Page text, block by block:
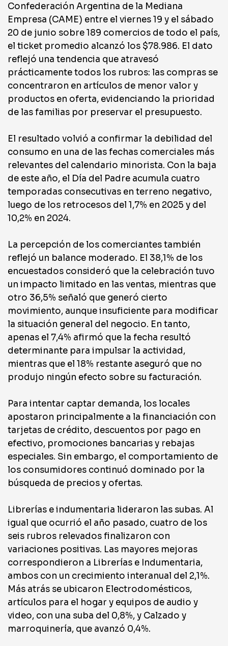
Confederación Argentina de la Mediana
Empresa (CAME) entre el viernes 19 y el sábado
20 de junio sobre 189 comercios de todo el país,
el ticket promedio alcanzó los $78.986. El dato
reflejó una tendencia que atravesó
prácticamente todos los rubros: las compras se
concentraron en artículos de menor valor y
productos en oferta, evidenciando la prioridad
de las familias por preservar el presupuesto.
El resultado volvió a confirmar la debilidad del
consumo en una de las fechas comerciales más
relevantes del calendario minorista. Con la baja
de este año, el Día del Padre acumula cuatro
temporadas consecutivas en terreno negativo,
luego de los retrocesos del 1,7% en 2025 y del
10,2% en 2024.
La percepción de los comerciantes también
reflejó un balance moderado. El 38,1% de los
encuestados consideró que la celebración tuvo
un impacto limitado en las ventas, mientras que
otro 36,5% señaló que generó cierto
movimiento, aunque insuficiente para modificar
la situación general del negocio. En tanto,
apenas el 7,4% afirmó que la fecha resultó
determinante para impulsar la actividad,
mientras que el 18% restante aseguró que no
produjo ningún efecto sobre su facturación.
Para intentar captar demanda, los locales
apostaron principalmente a la financiación con
tarjetas de crédito, descuentos por pago en
efectivo, promociones bancarias y rebajas
especiales. Sin embargo, el comportamiento de
los consumidores continuó dominado por la
búsqueda de precios y ofertas.
Librerías e indumentaria lideraron las subas. Al
igual que ocurrió el año pasado, cuatro de los
seis rubros relevados finalizaron con
variaciones positivas. Las mayores mejoras
correspondieron a Librerías e Indumentaria,
ambos con un crecimiento interanual del 2,1%.
Más atrás se ubicaron Electrodomésticos,
artículos para el hogar y equipos de audio y
video, con una suba del 0,8%, y Calzado y
marroquinería, que avanzó 0,4%.